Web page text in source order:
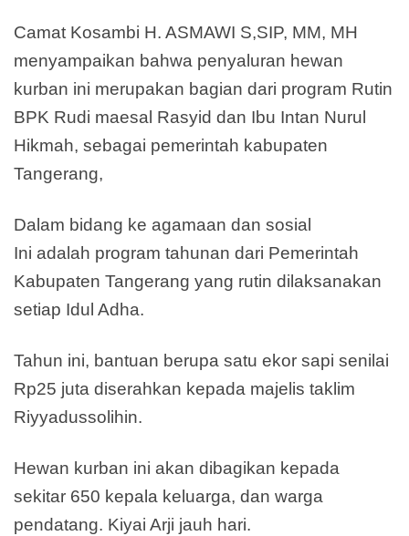
Camat Kosambi H. ASMAWI S,SIP, MM, MH
menyampaikan bahwa penyaluran hewan
kurban ini merupakan bagian dari program Rutin
BPK Rudi maesal Rasyid dan Ibu Intan Nurul
Hikmah, sebagai pemerintah kabupaten
Tangerang,
Dalam bidang ke agamaan dan sosial
Ini adalah program tahunan dari Pemerintah
Kabupaten Tangerang yang rutin dilaksanakan
setiap Idul Adha.
Tahun ini, bantuan berupa satu ekor sapi senilai
Rp25 juta diserahkan kepada majelis taklim
Riyyadussolihin.
Hewan kurban ini akan dibagikan kepada
sekitar 650 kepala keluarga, dan warga
pendatang. Kiyai Arji jauh hari.